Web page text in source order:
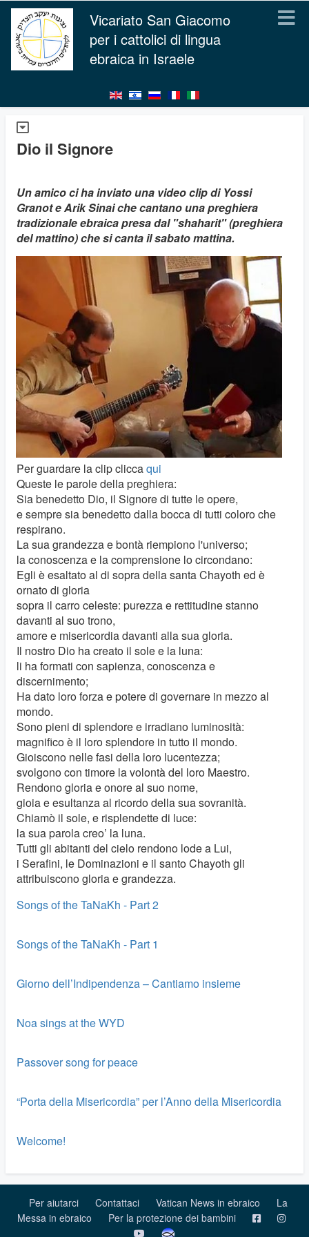
Vicariato San Giacomo
per i cattolici di lingua
ebraica in Israele
Dio il Signore
Un amico ci ha inviato una video clip di Yossi
Granot e Arik Sinai che cantano una preghiera
tradizionale ebraica presa dal "shaharit" (preghiera
del mattino) che si canta il sabato mattina.
Per guardare la clip cliccaqui
Queste le parole della preghiera:
Sia benedetto Dio, il Signore di tutte le opere,
e sempre sia benedetto dalla bocca di tutti coloro che
respirano.
La sua grandezza e bontà riempiono l'universo;
la conoscenza e la comprensione lo circondano:
Egli è esaltato al di sopra della santa Chayoth ed è
ornato di gloria
sopra il carro celeste: purezza e rettitudine stanno
davanti al suo trono,
amore e misericordia davanti alla sua gloria.
Il nostro Dio ha creato il sole e la luna:
li ha formati con sapienza, conoscenza e
discernimento;
Ha dato loro forza e potere di governare in mezzo al
mondo.
Sono pieni di splendore e irradiano luminosità:
magnifico è il loro splendore in tutto il mondo.
Gioiscono nelle fasi della loro lucentezza;
svolgono con timore la volontà del loro Maestro.
Rendono gloria e onore al suo nome,
gioia e esultanza al ricordo della sua sovranità.
Chiamò il sole, e risplendette di luce:
la sua parola creo’ la luna.
Tutti gli abitanti del cielo rendono lode a Lui,
i Serafini, le Dominazioni e il santo Chayoth gli
attribuiscono gloria e grandezza.
Songs of the TaNaKh - Part 2
Songs of the TaNaKh - Part 1
Giorno dell’Indipendenza – Cantiamo insieme
Noa sings at the WYD
Passover song for peace
“Porta della Misericordia” per l’Anno della Misericordia
Welcome!
Per aiutarci Contattaci Vatican News in ebraico
La
Messa in ebraico
Per la protezione dei bambini